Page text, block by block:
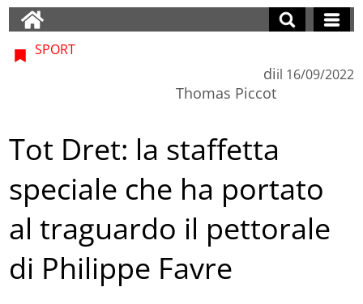
SPORT
di
Thomas Piccot
il 16/09/2022
Tot Dret: la staffetta
speciale che ha portato
al traguardo il pettorale
di Philippe Favre